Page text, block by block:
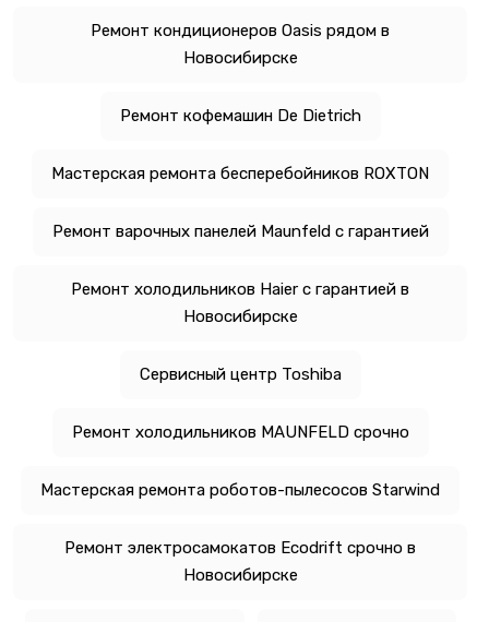
Ремонт кондиционеров Oasis рядом в
Новосибирске
Ремонт кофемашин De Dietrich
Мастерская ремонта бесперебойников ROXTON
Ремонт варочных панелей Maunfeld с гарантией
Ремонт холодильников Haier с гарантией в
Новосибирске
Сервисный центр Toshiba
Ремонт холодильников MAUNFELD срочно
Мастерская ремонта роботов-пылесосов Starwind
Ремонт электросамокатов Ecodrift срочно в
Новосибирске